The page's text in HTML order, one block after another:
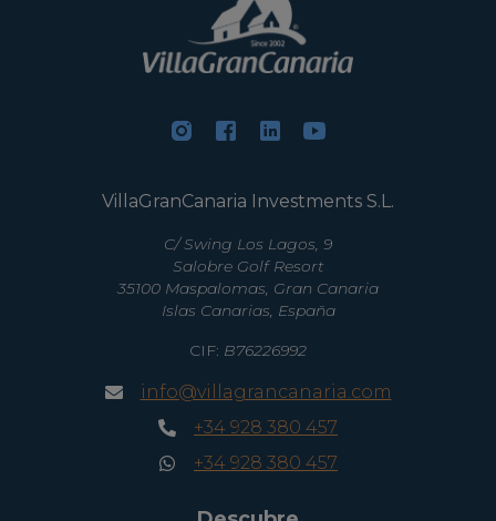
VillaGranCanaria Investments S.L.
C/ Swing Los Lagos, 9
Salobre Golf Resort
35100 Maspalomas, Gran Canaria
Islas Canarias, España
CIF: B76226992
info@villagrancanaria.com
+34 928 380 457
+34 928 380 457